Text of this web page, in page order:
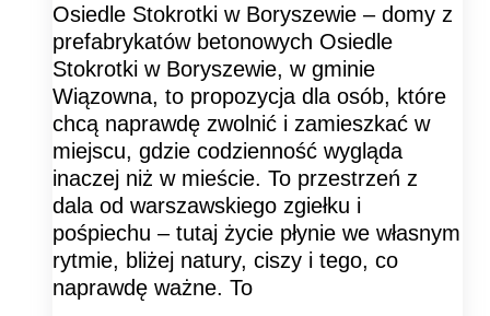
Osiedle Stokrotki w Boryszewie – domy z
prefabrykatów betonowych Osiedle
Stokrotki w Boryszewie, w gminie
Wiązowna, to propozycja dla osób, które
chcą naprawdę zwolnić i zamieszkać w
miejscu, gdzie codzienność wygląda
inaczej niż w mieście. To przestrzeń z
dala od warszawskiego zgiełku i
pośpiechu – tutaj życie płynie we własnym
rytmie, bliżej natury, ciszy i tego, co
naprawdę ważne. To